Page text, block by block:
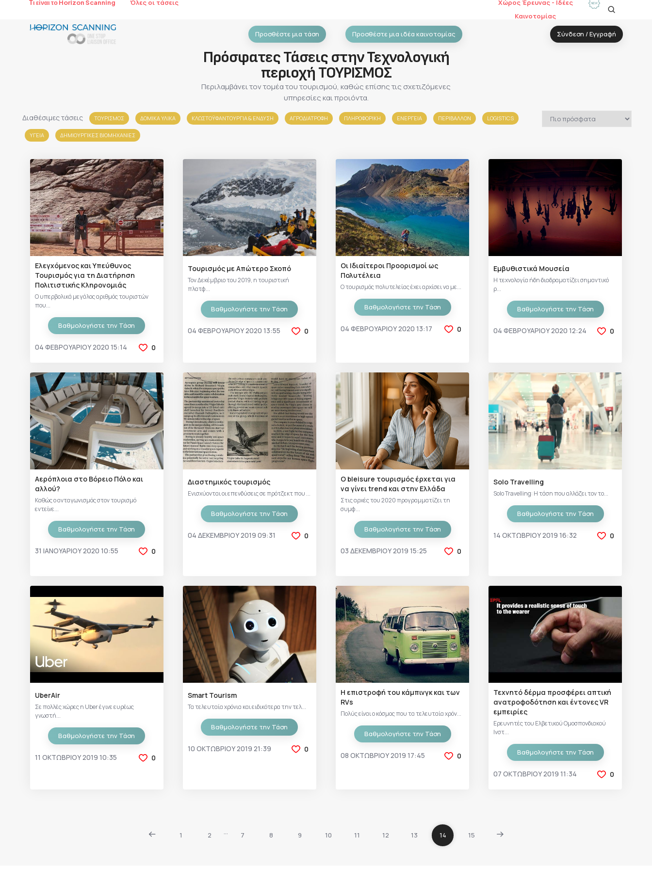
Τι είναι το Horizon Scanning Όλες οι τάσεις
Χώρος Έρευνας - Ιδέες
Καινοτομίας
Προσθέστε μια τάση Προσθέστε μια ιδέα καινοτομίας Σύνδεση / Εγγραφή
Πρόσφατες Τάσεις στην Τεχνολογική
περιοχή ΤΟΥΡΙΣΜΟΣ
Περιλαμβάνει τον τομέα του τουρισμού, καθώς επίσης τις σχετιζόμενες
υπηρεσίες και προιόντα.
Διαθέσιμες τάσεις ΤΟΥΡΙΣΜΟΣ ΔΟΜΙΚΑ ΥΛΙΚΑ ΚΛΩΣΤΟΫΦΑΝΤΟΥΡΓΙΑ & ΈΝΔΥΣΗ ΑΓΡΟΔΙΑΤΡΟΦΗ ΠΛΗΡΟΦΟΡΙΚΗ ΕΝΕΡΓΕΙΑ ΠΕΡΙΒΑΛΛΟΝ LOGISTICS
ΥΓΕΙΑ ΔΗΜΙΟΥΡΓΙΚΕΣ ΒΙΟΜΗΧΑΝΙΕΣ
Ελεγχόμενος και Υπεύθυνος
Τουρισμός για τη Διατήρηση
Πολιτιστικής Κληρονομιάς
Ο υπερβολικά μεγάλος αριθμός τουριστών
που...
Βαθμολογήστε την Τάση
04 ΦΕΒΡΟΥΑΡΊΟΥ 2020 15:14 0
Τουρισμός με Απώτερο Σκοπό
Τον Δεκέμβριο του 2019, η τουριστική
πλατφ...
Βαθμολογήστε την Τάση
04 ΦΕΒΡΟΥΑΡΊΟΥ 2020 13:55 0
Οι Ιδιαίτεροι Προορισμοί ως
Πολυτέλεια
Ο τουρισμός πολυτελείας έχει αρχίσει να με...
Βαθμολογήστε την Τάση
04 ΦΕΒΡΟΥΑΡΊΟΥ 2020 13:17 0
Εμβυθιστικά Μουσεία
Η τεχνολογία ήδη διαδραματίζει σημαντικό
ρ...
Βαθμολογήστε την Τάση
04 ΦΕΒΡΟΥΑΡΊΟΥ 2020 12:24 0
Αερόπλοια στο Βόρειο Πόλο και
αλλού?
Καθώς ο ανταγωνισμός στον τουρισμό
εντείνε...
Βαθμολογήστε την Τάση
31 ΙΑΝΟΥΑΡΊΟΥ 2020 10:55 0
Διαστημικός τουρισμός
Ενισχύονται οι επενδύσεις σε πρότζεκτ που ...
Βαθμολογήστε την Τάση
04 ΔΕΚΕΜΒΡΊΟΥ 2019 09:31 0
Ο bleisure τουρισμός έρχεται για
να γίνει trend και στην Ελλάδα
Στις αρχές του 2020 προγραμματίζει τη
συμφ...
Βαθμολογήστε την Τάση
03 ΔΕΚΕΜΒΡΊΟΥ 2019 15:25 0
Solo Travelling
Solo Travelling: Η τάση που αλλάζει τον το...
Βαθμολογήστε την Τάση
14 ΟΚΤΩΒΡΊΟΥ 2019 16:32 0
UberAir
Σε πολλές χώρες η Uber έγινε ευρέως
γνωστή...
Βαθμολογήστε την Τάση
11 ΟΚΤΩΒΡΊΟΥ 2019 10:35 0
Smart Tourism
Τα τελευταία χρόνια και ειδικότερα την τελ...
Βαθμολογήστε την Τάση
10 ΟΚΤΩΒΡΊΟΥ 2019 21:39 0
Η επιστροφή του κάμπινγκ και των
RVs
Πολύς είναι ο κόσμος που τα τελευταία χρόν...
Βαθμολογήστε την Τάση
08 ΟΚΤΩΒΡΊΟΥ 2019 17:45 0
Τεχνητό δέρμα προσφέρει απτική
ανατροφοδότηση και έντονες VR
εμπειρίες
Ερευνητές του Ελβετικού Ομοσπονδιακού
Ινστ...
Βαθμολογήστε την Τάση
07 ΟΚΤΩΒΡΊΟΥ 2019 11:34 0
1 2 … 7 8 9 10 11 12 13 14 15